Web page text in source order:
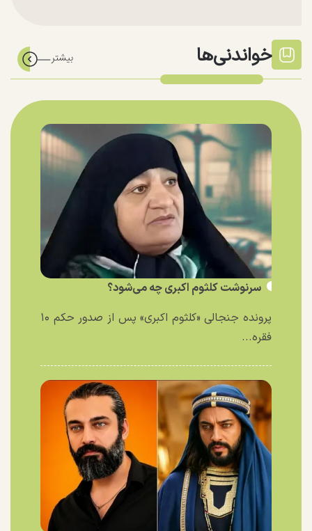
خواندنی‌ها
سرنوشت کلثوم اکبری چه می‌شود؟
پرونده جنجالی «کلثوم اکبری» پس از صدور حکم ۱۰
فقره...